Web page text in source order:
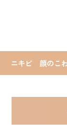
ニキビ 顔のこ